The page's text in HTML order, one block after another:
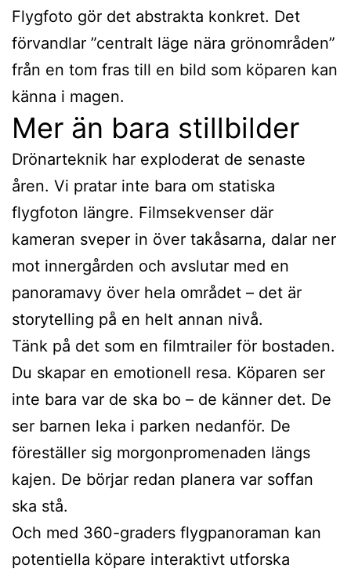
Flygfoto gör det abstrakta konkret. Det
förvandlar ”centralt läge nära grönområden”
från en tom fras till en bild som köparen kan
känna i magen.
Mer än bara stillbilder
Drönarteknik har exploderat de senaste
åren. Vi pratar inte bara om statiska
flygfoton längre. Filmsekvenser där
kameran sveper in över takåsarna, dalar ner
mot innergården och avslutar med en
panoramavy över hela området – det är
storytelling på en helt annan nivå.
Tänk på det som en filmtrailer för bostaden.
Du skapar en emotionell resa. Köparen ser
inte bara var de ska bo – de känner det. De
ser barnen leka i parken nedanför. De
föreställer sig morgonpromenaden längs
kajen. De börjar redan planera var soffan
ska stå.
Och med 360-graders flygpanoraman kan
potentiella köpare interaktivt utforska